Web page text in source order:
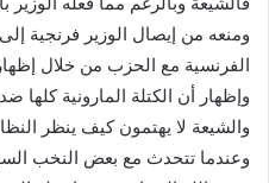
ومنعه من إيصال الوزير فرنجية
الفرنسية مع الحزب من خلال
وإظهار أن الكتلة المارونية كلها
والشيعة لا يهتمون كيف ينظر
وعندما تتحدث مع بعض النخب